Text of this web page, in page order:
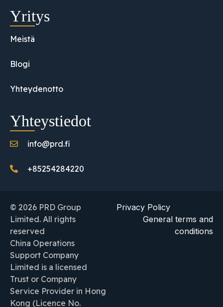
Yritys
Meistä
Blogi
Yhteydenotto
Yhteystiedot
info@prd.fi
+85254284220
© 2026 PRD Group
Limited. All rights
reserved
China Operations
Support Company
Limited is a licensed
Trust or Company
Service Provider in Hong
Kong (Licence No.
Privacy Policy
General terms and
conditions